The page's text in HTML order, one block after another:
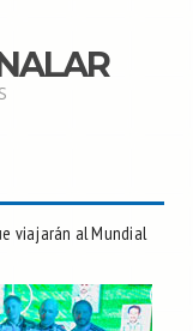
viajarán al Mundial